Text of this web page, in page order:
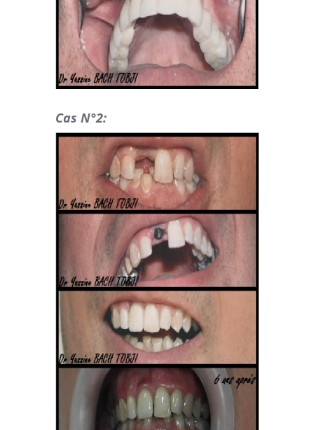
Cas N°2: